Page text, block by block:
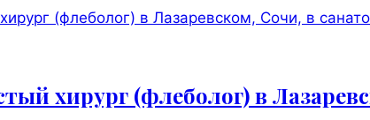
хирург (флеболог) в